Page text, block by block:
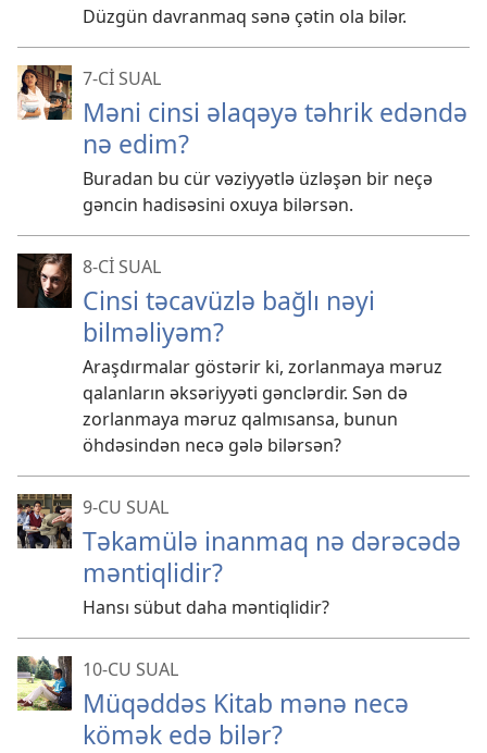
Düzgün davranmaq sənə çətin ola bilər.
7-Cİ SUAL
Məni cinsi əlaqəyə təhrik edəndə
nə edim?
Buradan bu cür vəziyyətlə üzləşən bir neçə
gəncin hadisəsini oxuya bilərsən.
8-Cİ SUAL
Cinsi təcavüzlə bağlı nəyi
bilməliyəm?
Araşdırmalar göstərir ki, zorlanmaya məruz
qalanların əksəriyyəti gənclərdir. Sən də
zorlanmaya məruz qalmısansa, bunun
öhdəsindən necə gələ bilərsən?
9-CU SUAL
Təkamülə inanmaq nə dərəcədə
məntiqlidir?
Hansı sübut daha məntiqlidir?
10-CU SUAL
Müqəddəs Kitab mənə necə
kömək edə bilər?